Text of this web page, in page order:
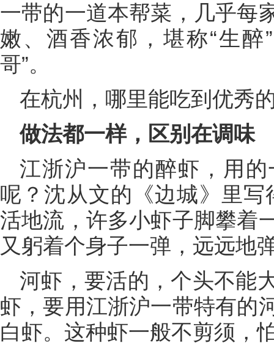
一带的一道本帮菜，几乎每
嫩、酒香浓郁，堪称“生醉
哥”。
在杭州，哪里能吃到优秀
做法都一样，区别在调味
江浙沪一带的醉虾，用
呢？沈从文的《边城》里
活地流，许多小虾子脚攀着
又躬着个身子一弹，远远地
河虾，要活的，个头不能
虾，要用江浙沪一带特有的
白虾。这种虾一般不剪须，